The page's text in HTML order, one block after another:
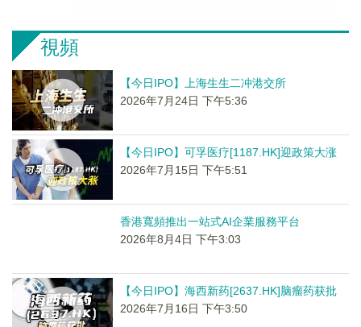
視頻
【今日IPO】上海生生二冲港交所
2026年7月24日 下午5:36
【今日IPO】可孚医疗[1187.HK]迎政策大涨
2026年7月15日 下午5:51
香港寬頻推出一站式AI企業服務平台
2026年8月4日 下午3:03
【今日IPO】海西新药[2637.HK]脑瘤药获批
2026年7月16日 下午3:50